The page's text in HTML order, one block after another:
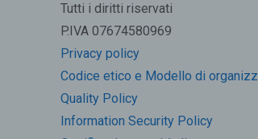
Tutti i diritti riservati
P.IVA 07674580969
Privacy policy
Codice etico e Modello di
Quality Policy
Information Security Policy